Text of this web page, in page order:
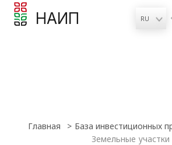
НАИП
Главная
База инвестиционных
Земельные участки